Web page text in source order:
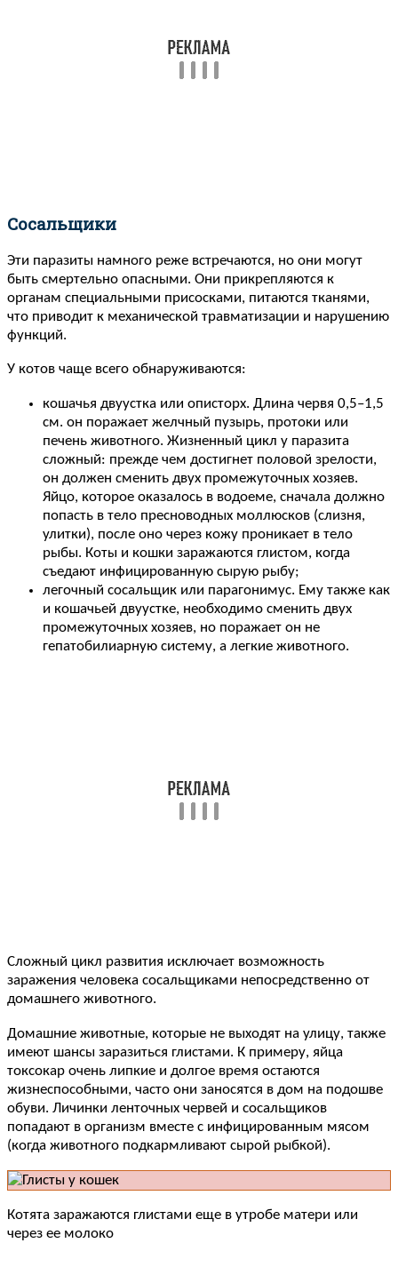
Сосальщики
Эти паразиты намного реже встречаются, но они могут
быть смертельно опасными. Они прикрепляются к
органам специальными присосками, питаются тканями,
что приводит к механической травматизации и нарушению
функций.
У котов чаще всего обнаруживаются:
кошачья двуустка или описторх. Длина червя 0,5–1,5
см. он поражает желчный пузырь, протоки или
печень животного. Жизненный цикл у паразита
сложный: прежде чем достигнет половой зрелости,
он должен сменить двух промежуточных хозяев.
Яйцо, которое оказалось в водоеме, сначала должно
попасть в тело пресноводных моллюсков (слизня,
улитки), после оно через кожу проникает в тело
рыбы. Коты и кошки заражаются глистом, когда
съедают инфицированную сырую рыбу;
легочный сосальщик или парагонимус. Ему также как
и кошачьей двуустке, необходимо сменить двух
промежуточных хозяев, но поражает он не
гепатобилиарную систему, а легкие животного.
Сложный цикл развития исключает возможность
заражения человека сосальщиками непосредственно от
домашнего животного.
Домашние животные, которые не выходят на улицу, также
имеют шансы заразиться глистами. К примеру, яйца
токсокар очень липкие и долгое время остаются
жизнеспособными, часто они заносятся в дом на подошве
обуви. Личинки ленточных червей и сосальщиков
попадают в организм вместе с инфицированным мясом
(когда животного подкармливают сырой рыбкой).
Котята заражаются глистами еще в утробе матери или
через ее молоко